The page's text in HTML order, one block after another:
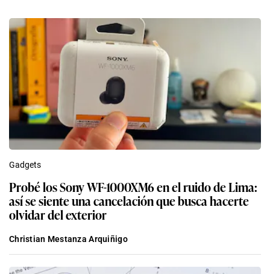
Gadgets
Probé los Sony WF-1000XM6 en el ruido de Lima:
así se siente una cancelación que busca hacerte
olvidar del exterior
Christian Mestanza Arquiñigo